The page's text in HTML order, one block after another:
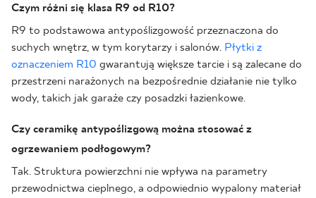
Czym różni się klasa R9 od R10?
R9 to podstawowa antypoślizgowość przeznaczona do
suchych wnętrz, w tym korytarzy i salonów. Płytki z
oznaczeniem R10 gwarantują większe tarcie i są zalecane do
przestrzeni narażonych na bezpośrednie działanie nie tylko
wody, takich jak garaże czy posadzki łazienkowe.
Czy ceramikę antypoślizgową można stosować z
ogrzewaniem podłogowym?
Tak. Struktura powierzchni nie wpływa na parametry
przewodnictwa cieplnego, a odpowiednio wypalony materiał